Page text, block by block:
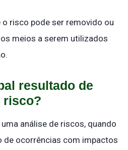
o risco pode ser removido ou
meios a serem utilizados
resultado de
risco?
análise de riscos, quando
de ocorrências com impactos